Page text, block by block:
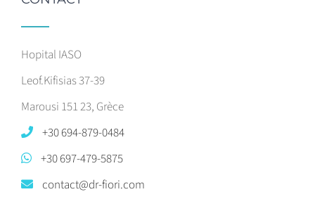
Hopital IASO
Leof.Kifisias 37-39
Marousi 151 23, Grèce
+30 694-879-0484
+30 697-479-5875
contact@dr-fiori.com